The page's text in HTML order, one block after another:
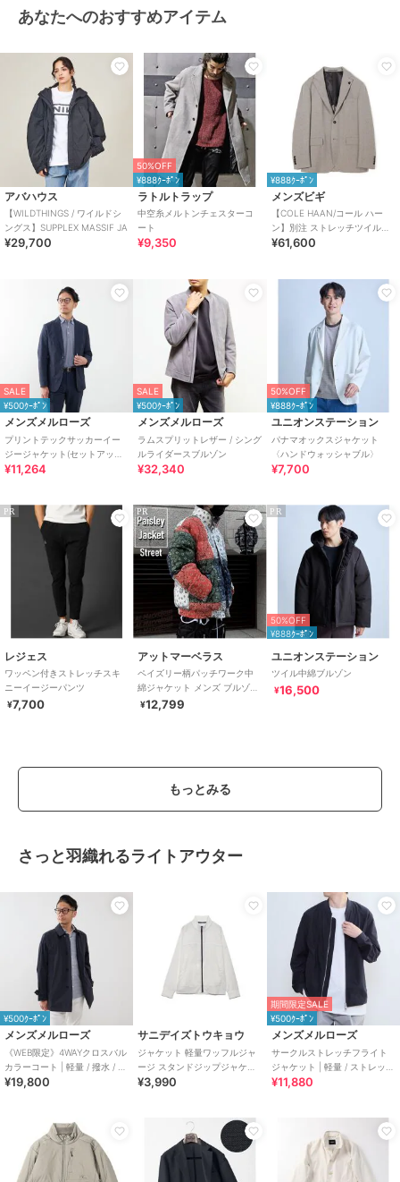
あなたへのおすすめアイテム
アバハウス
【WILDTHINGS / ワイルドシ
ングス】SUPPLEX MASSIF JA
¥29,700
50%OFF
¥888ｸｰﾎﾟﾝ
ラトルトラップ
中空糸メルトンチェスターコ
ート
¥9,350
¥888ｸｰﾎﾟﾝ
メンズビギ
【COLE HAAN/コール ハー
ン】別注 ストレッチツイルジ
ャケット＜2WAYストレッチ＞
¥61,600
SALE
¥500ｸｰﾎﾟﾝ
メンズメルローズ
プリントテックサッカーイー
ジージャケット(セットアップ
可)
¥11,264
SALE
¥500ｸｰﾎﾟﾝ
メンズメルローズ
ラムスプリットレザー / シング
ルライダースブルゾン
¥32,340
50%OFF
¥888ｸｰﾎﾟﾝ
ユニオンステーション
パナマオックスジャケット
〈ハンドウォッシャブル〉
¥7,700
PR
レジェス
ワッペン付きストレッチスキ
ニーイージーパンツ
¥7,700
PR
アットマーベラス
ペイズリー柄パッチワーク中
綿ジャケット メンズ ブルゾン
ストリート ヒップホップ
¥12,799
PR
50%OFF
¥888ｸｰﾎﾟﾝ
ユニオンステーション
ツイル中綿ブルゾン
¥16,500
もっとみる
さっと羽織れるライトアウター
¥500ｸｰﾎﾟﾝ
メンズメルローズ
《WEB限定》4WAYクロスバル
カラーコート | 軽量 / 撥水 / ス
トレッチ / 防シワ
¥19,800
サニデイズトウキョウ
ジャケット 軽量ワッフルジャ
ージ スタンドジップジャケッ
トMENS
¥3,990
期間限定SALE
¥500ｸｰﾎﾟﾝ
メンズメルローズ
サークルストレッチフライト
ジャケット | 軽量 / ストレッチ
/ 吸水速乾
¥11,880